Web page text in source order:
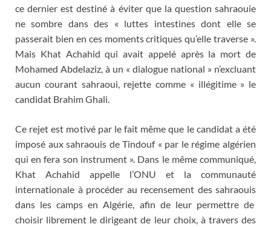
ce dernier est destiné à éviter que la question sahraouie
ne sombre dans des « luttes intestines dont elle se
passerait bien en ces moments critiques qu’elle traverse ».
Mais Khat Achahid qui avait appelé après la mort de
Mohamed Abdelaziz, à un « dialogue national » n’excluant
aucun courant sahraoui, rejette comme « illégitime » le
candidat Brahim Ghali.
Ce rejet est motivé par le fait même que le candidat a été
imposé aux sahraouis de Tindouf « par le régime algérien
qui en fera son instrument ». Dans le même communiqué,
Khat Achahid appelle l’ONU et la communauté
internationale à procéder au recensement des sahraouis
dans les camps en Algérie, afin de leur permettre de
choisir librement le dirigeant de leur choix, à travers des